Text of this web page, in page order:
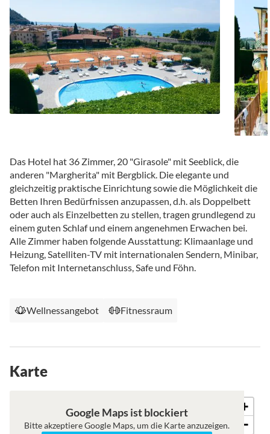
Das Hotel hat 36 Zimmer, 20 "Girasole" mit Seeblick, die
anderen "Margherita" mit Bergblick. Die elegante und
gleichzeitig praktische Einrichtung sowie die Möglichkeit die
Betten Ihren Bedürfnissen anzupassen, d.h. als Doppelbett
oder auch als Einzelbetten zu stellen, tragen grundlegend zu
einem guten Schlaf und einem angenehmen Erwachen bei.
Alle Zimmer haben folgende Ausstattung: Klimaanlage und
Heizung, Satelliten-TV mit internationalen Sendern, Minibar,
Telefon mit Internetanschluss, Safe und Föhn.
Wellnessangebot Fitnessraum
Karte
Satellit
+
−
Google Maps ist blockiert
Bitte akzeptiere Google Maps, um die Karte anzuzeigen.